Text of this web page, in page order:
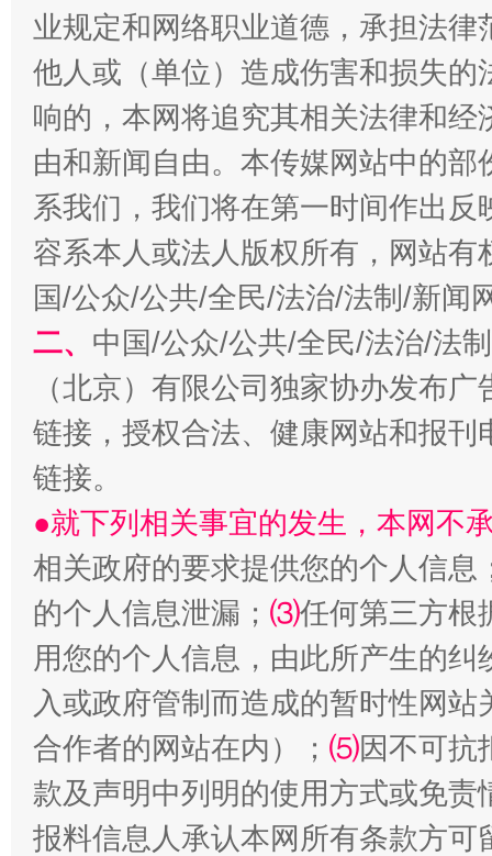
千年窑火 生生不息 一
揭开“小金库”的免责幌子
受贿1.44亿！段成刚被判无期 从幼
业规定和网络职业道德，承担法
他人或（单位）造成伤害和损失
响的，本网将追究其相关法律和
由和新闻自由。本传媒网站中的
系我们，我们将在第一时间作出
容系本人或法人版权所有，网站
国/公众/公共/全民/法治/法制/新闻
二、 中国/公众/公共/全民/法治/法
（北京）有限公司独家协办发布
链接，授权合法、健康网站和报
链接。
●就下列相关事宜的发生，本网不
相关政府的要求提供您的个人信息
的个人信息泄漏； ⑶任何第三方根
用您的个人信息，由此所产生的纠
入或政府管制而造成的暂时性网
合作者的网站在内）； ⑸因不可抗
款及声明中列明的使用方式或免责
报料信息人承认本网所有条款方